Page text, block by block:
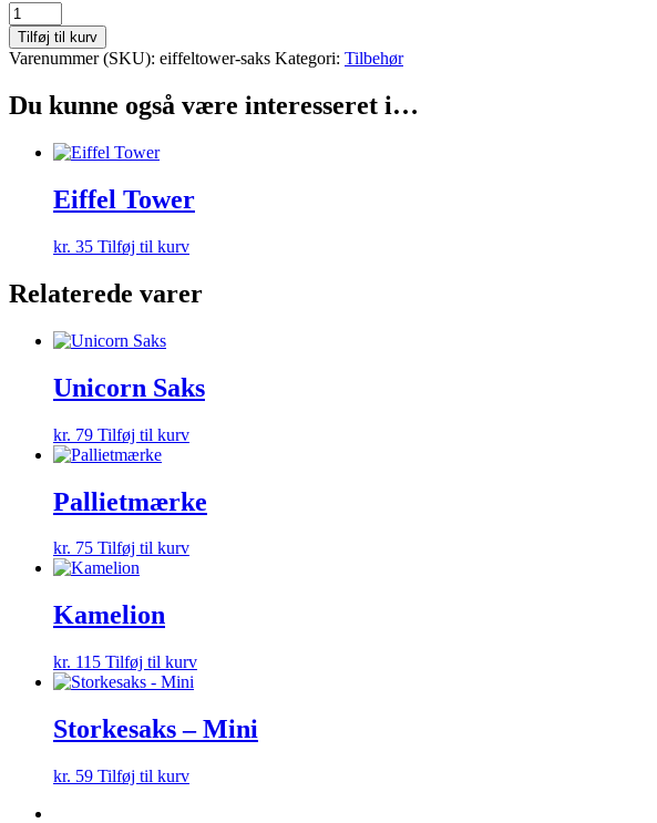
Eiffel
Tower
antal
Tilføj til kurv
Varenummer (SKU): eiffeltower-saks Kategori: Tilbehør
Du kunne også være interesseret i…
Eiffel Tower
kr. 35 Tilføj til kurv
Relaterede varer
Unicorn Saks
kr. 79 Tilføj til kurv
Pallietmærke
kr. 75 Tilføj til kurv
Kamelion
kr. 115 Tilføj til kurv
Storkesaks – Mini
kr. 59 Tilføj til kurv